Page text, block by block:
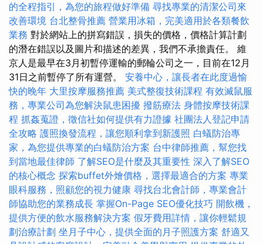
的全程指引，為您的旅程做好準備 尋找專業的清潔公司來
改善環境 台北整骨推薦 營業用冰箱，完美適用於各類餐飲
業務 對於網站上的拼寫錯誤，損失的價格，價格計算計劃
的潛在錯誤以及圖片和描述的差異，我們不承擔責任。 維
京人是最早在3月初暫停運輸的郵輪公司之一，目前在12月
31日之前暫停了所有運營。 安養中心，讓長者在此度過愉
快的晚年 大里按摩服務推薦 美式整復技術課程 有效滅鼠服
務，專業公司為您解決鼠患困擾 撥筋療法 身體按摩技術課
程 抓姦蒐證，徵信社如何提供有力證據 社團法人登記申請
全攻略 護照換發流程，讓您順利拿到新護照 白蟻防治專
家，為您提供專業的白蟻防治方案 台中律師推薦，幫您找
到當地最佳律師 了解SEO是什麼及其重要性 深入了解SEO
的核心概念 探索buffet外燴價格，選擇最適合的方案 專業
眼科服務，照顧您的視力健康 尋找台北會計師，專業會計
師協助您的業務成長 掌握On-Page SEO優化技巧 開飲機，
提供方便的飲水服務解決方案 假牙費用詳情，讓你輕鬆規
劃治療計劃 坐月子中心，提供全面的月子照護方案 舒適又